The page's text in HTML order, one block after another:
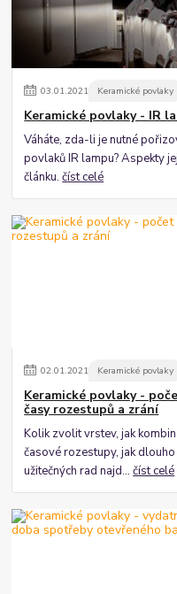
03.01.2021 Keramické povlaky
Keramické povlaky - IR
Váháte, zda-li je nutné
povlaků IR lampu? Aspekty
článku.číst celé
02.01.2021 Keramické povlaky
Keramické povlaky -
časy rozestupů a zrání
Kolik zvolit vrstev, jak
časové rozestupy, jak
užitečných rad najd...číst celé